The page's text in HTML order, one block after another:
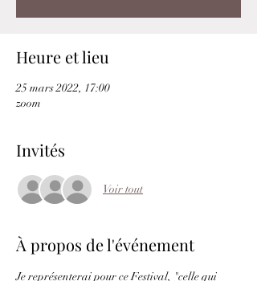
Heure et lieu
25 mars 2022, 17:00
zoom
Invités
Voir tout
À propos de l'événement
Je représenterai pour ce Festival, "celle qui